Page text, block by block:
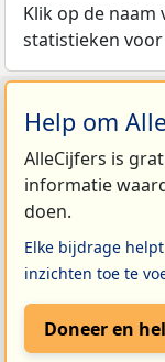
Klik op de naam
statistieken
Help om
AlleCijfers is
informatie
doen.
Elke bijdrage
inzichten toe te
Doneer en